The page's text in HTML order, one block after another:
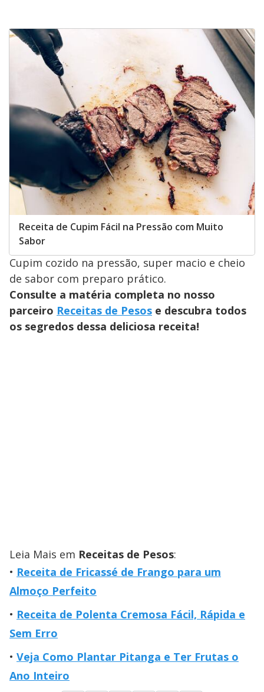
Receita de Cupim Fácil na Pressão com Muito
Sabor
Cupim cozido na pressão, super macio e cheio
de sabor com preparo prático.
Consulte a matéria completa no nosso
parceiro Receitas de Pesos e descubra todos
os segredos dessa deliciosa receita!
Leia Mais em Receitas de Pesos:
Receita de Fricassé de Frango para um
Almoço Perfeito
Receita de Polenta Cremosa Fácil, Rápida e
Sem Erro
Veja Como Plantar Pitanga e Ter Frutas o
Ano Inteiro